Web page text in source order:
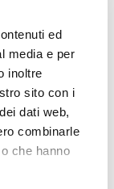
ed
media e per
inoltre
sito con i
dati web,
combinarle
che hanno
at
stand or at
MIMIT –
– Italian
and the Italian
for the